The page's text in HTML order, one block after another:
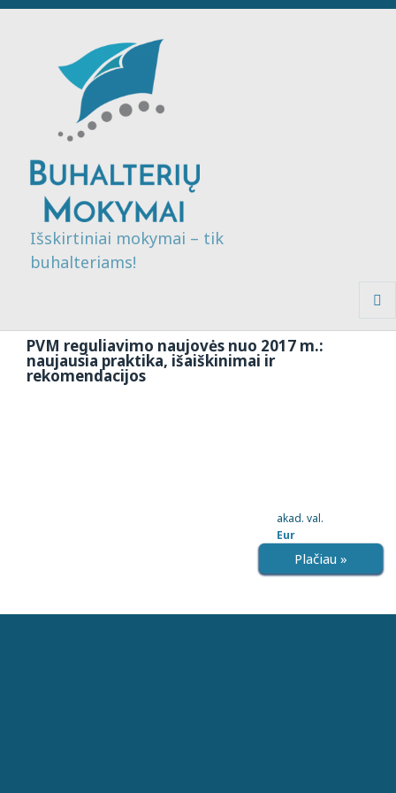
Išskirtiniai mokymai – tik
buhalteriams!
PVM reguliavimo naujovės nuo 2017 m.:
naujausia praktika, išaiškinimai ir
rekomendacijos
akad. val.
Eur
Plačiau »